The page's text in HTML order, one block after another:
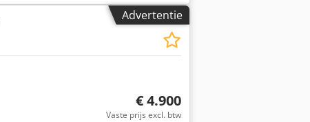
Advertentie
€ 4.900
Vaste prijs excl. btw